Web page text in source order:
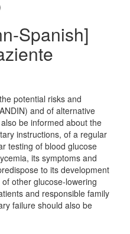
Spanish]
potential risks and
and of alternative
be informed about the
instructions, of a regular
testing of blood glucose
its symptoms and
to its development
other glucose-lowering
and responsible family
failure should also be